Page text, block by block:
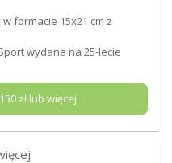
formacie 15x21 cm z
wydana na 25-lecie
150zł lub więcej